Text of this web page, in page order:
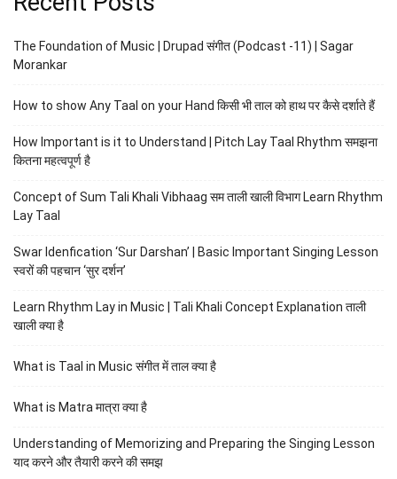
The Foundation of Music | Drupad संगीत (Podcast -11) | Sagar
Morankar
How to show Any Taal on your Hand किसी भी ताल को हाथ पर कैसे दर्शाते हैं
How Important is it to Understand | Pitch Lay Taal Rhythm समझना
कितना महत्वपूर्ण है
Concept of Sum Tali Khali Vibhaag सम ताली खाली विभाग Learn Rhythm
Lay Taal
Swar Idenfication ‘Sur Darshan’ | Basic Important Singing Lesson
स्वरों की पहचान ‘सुर दर्शन’
Learn Rhythm Lay in Music | Tali Khali Concept Explanation ताली
खाली क्या है
What is Taal in Music संगीत में ताल क्या है
What is Matra मात्रा क्या है
Understanding of Memorizing and Preparing the Singing Lesson
याद करने और तैयारी करने की समझ